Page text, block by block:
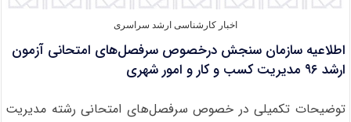
اخبار کارشناسی ارشد سراسری
اطلاعیه سازمان سنجش درخصوص سرفصل‌های امتحانی آزمون
ارشد ۹۶ مدیریت کسب و کار و امور شهری
توضیحات تکمیلی در خصوص سرفصل‌های امتحانی رشته مدیریت